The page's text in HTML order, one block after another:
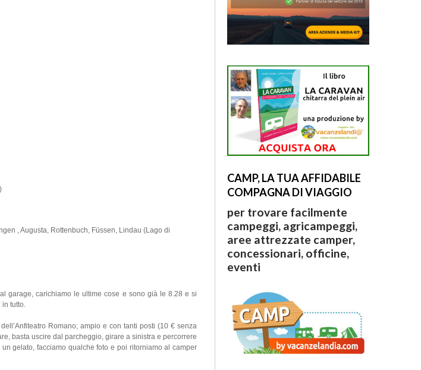
, Augusta, Rottenbuch, Füssen, Lindau (Lago di
garage, carichiamo le ultime cose e sono già le 8.28 e si
in tutto.
Romano; ampio e con tanti posti (10 € senza
basta uscire dal parcheggio, girare a sinistra e percorrere
gelato, facciamo qualche foto e poi ritorniamo al camper
CAMP, LA TUA AFFIDABILE
COMPAGNA DI VIAGGIO
per trovare facilmente
campeggi, agricampeggi,
aree attrezzate camper,
concessionari, officine,
eventi